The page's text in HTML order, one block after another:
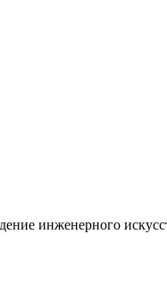
инженерного